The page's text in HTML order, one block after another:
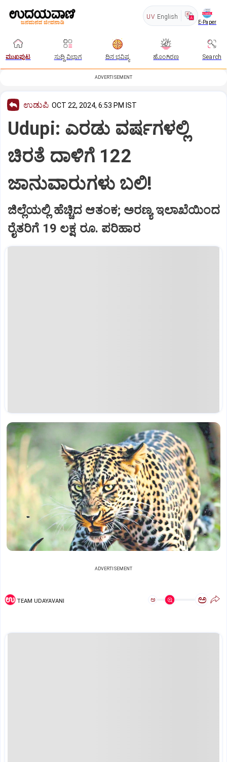
UV English
E-Paper
ಮುಖಪುಟ ಸುದ್ದಿ ವಿಭಾಗ ದಿನ ಭವಿಷ್ಯ ಹೊಂಗಿರಣ Search
ADVERTISEMENT
ಉಡುಪಿ OCT 22, 2024, 6:53 PM IST
Udupi: ಎರಡು ವರ್ಷಗಳಲ್ಲಿ
ಚಿರತೆ ದಾಳಿಗೆ 122
ಜಾನುವಾರುಗಳು ಬಲಿ!
ಜಿಲ್ಲೆಯಲ್ಲಿ ಹೆಚ್ಚಿದ ಆತಂಕ; ಅರಣ್ಯ ಇಲಾಖೆಯಿಂದ
ರೈತರಿಗೆ 19 ಲಕ್ಷ ರೂ. ಪರಿಹಾರ
ADVERTISEMENT
TEAM UDAYAVANI ಅ ಅ